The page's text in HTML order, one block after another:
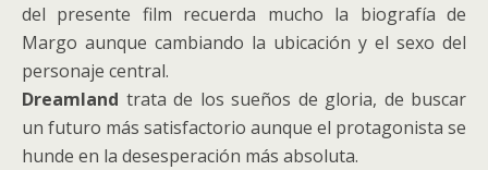
del presente film recuerda mucho la biografía de
Margo aunque cambiando la ubicación y el sexo del
personaje central.
Dreamland trata de los sueños de gloria, de buscar
un futuro más satisfactorio aunque el protagonista se
hunde en la desesperación más absoluta.